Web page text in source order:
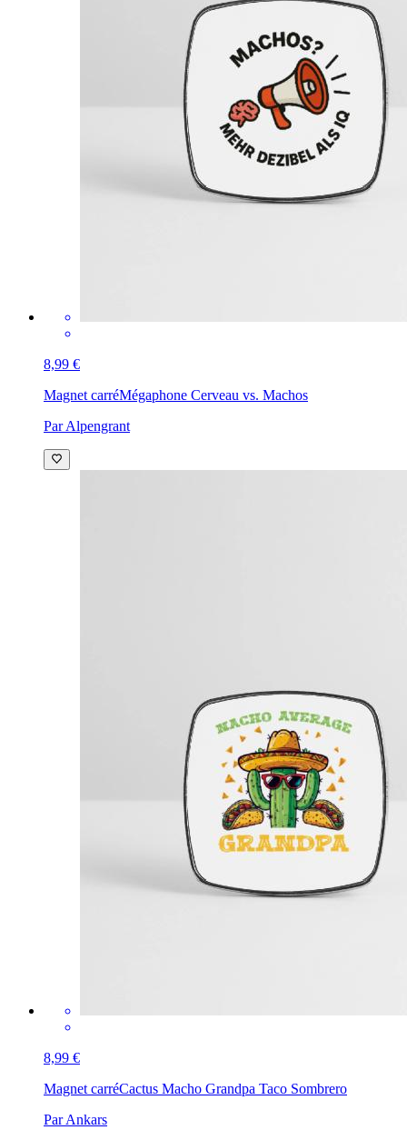
8,99 €
Magnet carréMégaphone Cerveau vs. Machos
Par Alpengrant
8,99 €
Magnet carréCactus Macho Grandpa Taco Sombrero
Par Ankars